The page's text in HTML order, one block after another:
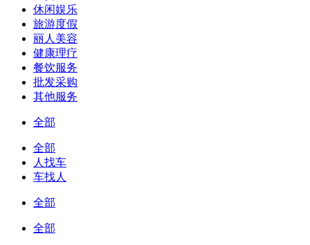
休闲娱乐
旅游度假
丽人美容
健康理疗
餐饮服务
批发采购
其他服务
全部
全部
人找车
车找人
全部
全部